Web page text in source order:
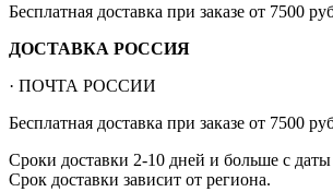
Бесплатная доставка при заказе от 7500
ДОСТАВКА РОССИЯ
· ПОЧТА РОССИИ
Бесплатная доставка при заказе от 7500
Сроки доставки 2-10 дней и больше с даты
Срок доставки зависит от региона.